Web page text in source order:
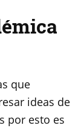
que
ideas de
por esto es